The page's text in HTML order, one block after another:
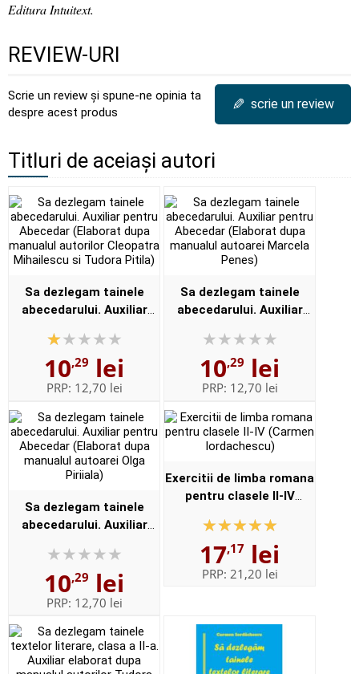
Editura Intuitext.
REVIEW-URI
Scrie un review și spune-ne opinia ta
despre acest produs
✎ scrie un review
Titluri de aceiași autori
Sa dezlegam tainele
abecedarului. Auxiliar
(Elaborat dupa manualul
autorilor Cleopatra
Mihailescu si Tud...
10,29 lei
PRP: 12,70 lei
Sa dezlegam tainele
abecedarului. Auxiliar
(Elaborat dupa manualul
autoarei Marcela Penes)
10,29 lei
PRP: 12,70 lei
Sa dezlegam tainele
abecedarului. Auxiliar
(Elaborat dupa manualul
autoarei Olga Piriiala)
10,29 lei
PRP: 12,70 lei
Exercitii de limba romana
pentru clasele II-IV
17,17 lei
PRP: 21,20 lei